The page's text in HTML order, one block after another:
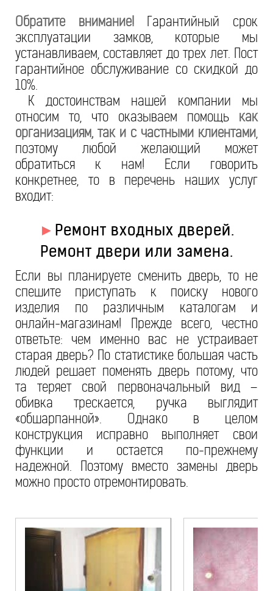
Обратите внимание! Гарантийный срок
эксплуатации замков, которые мы
устанавливаем, составляет до трех лет. Пост
гарантийное обслуживание со скидкой до
10%.
К достоинствам нашей компании мы
относим то, что оказываем помощь как
организациям, так и с частными клиентами,
поэтому любой желающий может
обратиться к нам! Если говорить
конкретнее, то в перечень наших услуг
входит:
► Ремонт входных дверей.
Ремонт двери или замена.
Если вы планируете сменить дверь, то не
спешите приступать к поиску нового
изделия по различным каталогам и
онлайн-магазинам! Прежде всего, честно
ответьте: чем именно вас не устраивает
старая дверь? По статистике большая часть
людей решает поменять дверь потому, что
та теряет свой первоначальный вид –
обивка трескается, ручка выглядит
«обшарпанной». Однако в целом
конструкция исправно выполняет свои
функции и остается по-прежнему
надежной. Поэтому вместо замены дверь
можно просто отремонтировать.